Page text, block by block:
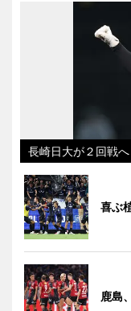
長崎日大が２回戦
喜ぶ
鹿島